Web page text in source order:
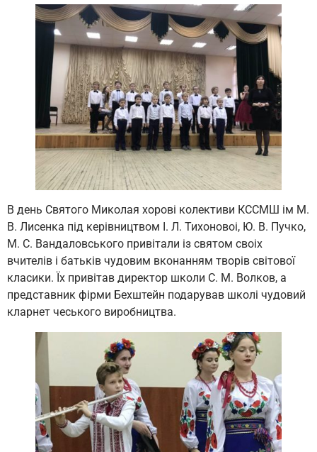
В день Святого Миколая хорові колективи КССМШ ім М.
В. Лисенка під керівництвом І. Л. Тихоновоі, Ю. В. Пучко,
М. С. Вандаловського привітали із святом своіх
вчителів і батьків чудовим вконанням творів світової
класики. Їх привітав директор школи С. М. Волков, а
представник фірми Бехштейн подарував школі чудовий
кларнет чеського виробництва.